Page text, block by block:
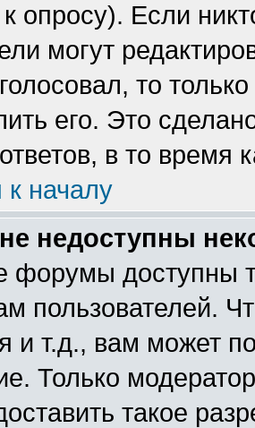
опросу). Если
могут
то
его. Это
в то время
к началу
недоступны
форумы доступны
пользователей.
и т.д., вам может
Только
такое